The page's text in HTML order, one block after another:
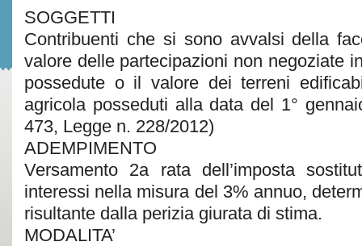
SOGGETTI
Contribuenti che si sono avvalsi della
valore delle partecipazioni non negoziate
possedute o il valore dei terreni
agricola posseduti alla data del 1°
473, Legge n. 228/2012)
ADEMPIMENTO
Versamento 2a rata dell’imposta
interessi nella misura del 3% annuo,
risultante dalla perizia giurata di stima.
MODALITA’